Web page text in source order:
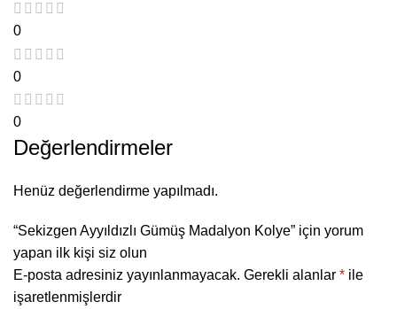
0
0
0
Değerlendirmeler
Henüz değerlendirme yapılmadı.
“Sekizgen Ayyıldızlı Gümüş Madalyon Kolye” için yorum
yapan ilk kişi siz olun
E-posta adresiniz yayınlanmayacak. Gerekli alanlar * ile
işaretlenmişlerdir